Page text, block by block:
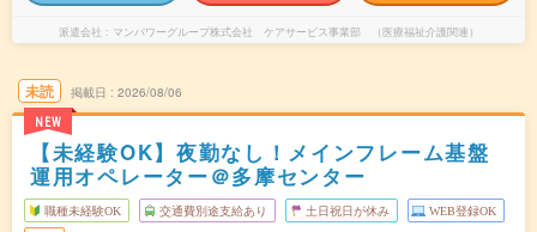
派遣会社 マンパワーグループ株式会社 ケアサービス事業部 （医療福祉介護関連）
未読
NEW
掲載日 2026/08/06
【未経験OK】夜勤なし！メインフレーム基盤
運用オペレーター＠多摩センター
職種未経験OK 交通費別途支給あり 土日祝日が休み WEB登録OK